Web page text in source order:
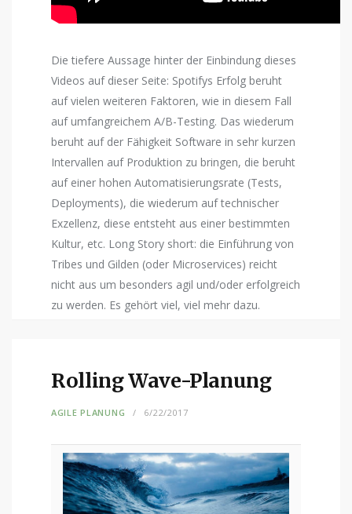
Die tiefere Aussage hinter der Einbindung dieses
Videos auf dieser Seite: Spotifys Erfolg beruht
auf vielen weiteren Faktoren, wie in diesem Fall
auf umfangreichem A/B-Testing. Das wiederum
beruht auf der Fähigkeit Software in sehr kurzen
Intervallen auf Produktion zu bringen, die beruht
auf einer hohen Automatisierungsrate (Tests,
Deployments), die wiederum auf technischer
Exzellenz, diese entsteht aus einer bestimmten
Kultur, etc. Long Story short: die Einführung von
Tribes und Gilden (oder Microservices) reicht
nicht aus um besonders agil und/oder erfolgreich
zu werden. Es gehört viel, viel mehr dazu.
Rolling Wave-Planung
AGILE PLANUNG 6/22/2017